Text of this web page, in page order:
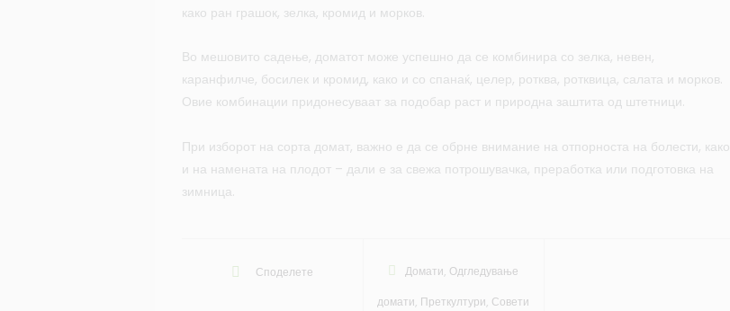
како ран грашок, зелка, кромид и морков.
Во мешовито садење, доматот може успешно да се комбинира со зелка, невен,
каранфилче, босилек и кромид, како и со спанаќ, целер, ротква, ротквица, салата и морков.
Овие комбинации придонесуваат за подобар раст и природна заштита од штетници.
При изборот на сорта домат, важно е да се обрне внимание на отпорноста на болести, како
и на намената на плодот – дали е за свежа потрошувачка, преработка или подготовка на
зимница.
Споделете Домати, Одгледување
домати, Преткултури, Совети